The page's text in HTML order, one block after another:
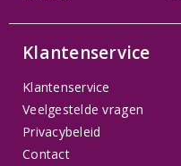
Klantenservice
Klantenservice
Veelgestelde vragen
Privacybeleid
Contact